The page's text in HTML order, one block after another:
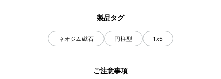
製品タグ
ネオジム磁石 円柱型 1x5
ご注意事項